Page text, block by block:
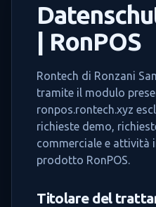
| RonPOS
Rontech di Ronzani
tramite il modulo
ronpos.rontech.xyz
richieste demo,
commerciale e attività
prodotto RonPOS.
Titolare del